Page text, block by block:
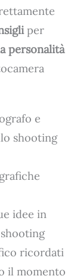
per
personalità
e
shooting
idee in
ricordati
il momento